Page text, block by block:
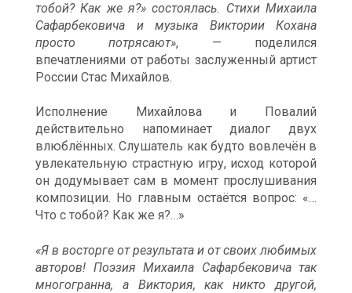
тобой? Как же я?» состоялась. Стихи Михаила
Сафарбековича и музыка Виктории Кохана
просто потрясают», — поделился
впечатлениями от работы заслуженный артист
России Стас Михайлов.
Исполнение Михайлова и Повалий
действительно напоминает диалог двух
влюблённых. Слушатель как будто вовлечён в
увлекательную страстную игру, исход которой
он додумывает сам в момент прослушивания
композиции. Но главным остаётся вопрос: «…
Что с тобой? Как же я?…»
«Я в восторге от результата и от своих любимых
авторов! Поэзия Михаила Сафарбековича так
многогранна, а Виктория, как никто другой,